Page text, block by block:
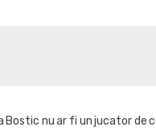
Bostic nu ar fi un jucator de